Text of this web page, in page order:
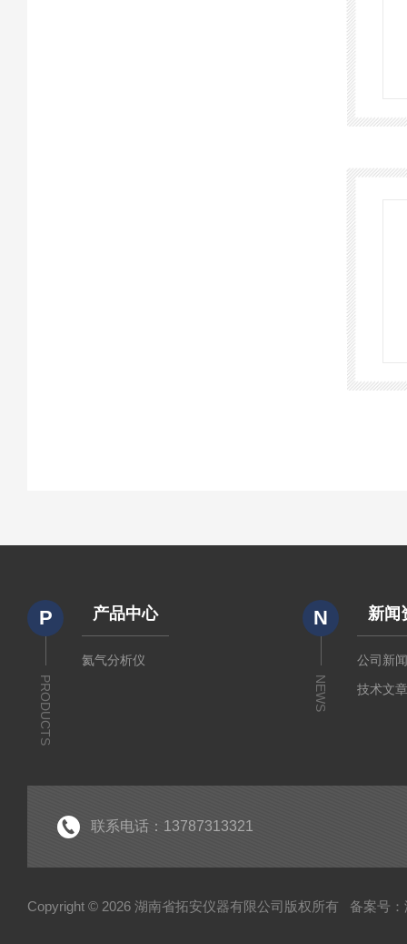
P
PRODUCTS
产品中心
氦气分析仪
N
NEWS
新闻
公司新
技术文
联系电话：13787313321
Copyright © 2026 湖南省拓安仪器有限公司版权所有 备案号